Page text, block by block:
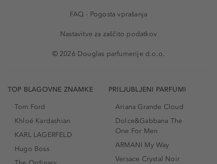
FAQ - Pogosta vprašanja
Nastavitve za zaščito podatkov
© 2026 Douglas parfumerije d.o.o.
TOP BLAGOVNE ZNAMKE
Tom Ford
Khloé Kardashian
KARL LAGERFELD
Hugo Boss
PRILJUBLJENI PARFUMI
Ariana Grande Cloud
Dolce&Gabbana The
One For Men
ARMANI My Way
Versace Crystal Noir